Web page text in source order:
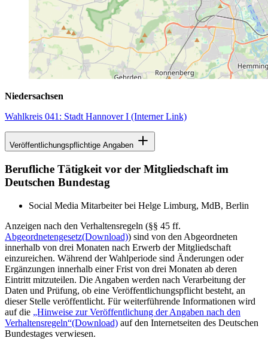
Niedersachsen
Wahlkreis 041: Stadt Hannover I (Interner Link)
Veröffentlichungspflichtige Angaben
Berufliche Tätigkeit vor der Mitgliedschaft im
Deutschen Bundestag
Social Media Mitarbeiter bei Helge Limburg, MdB, Berlin
Anzeigen nach den Verhaltensregeln (§§ 45 ff.
Abgeordnetengesetz(Download)) sind von den Abgeordneten
innerhalb von drei Monaten nach Erwerb der Mitgliedschaft
einzureichen. Während der Wahlperiode sind Änderungen oder
Ergänzungen innerhalb einer Frist von drei Monaten ab deren
Eintritt mitzuteilen. Die Angaben werden nach Verarbeitung der
Daten und Prüfung, ob eine Veröffentlichungspflicht besteht, an
dieser Stelle veröffentlicht. Für weiterführende Informationen wird
auf die „Hinweise zur Veröffentlichung der Angaben nach den
Verhaltensregeln“(Download) auf den Internetseiten des Deutschen
Bundestages verwiesen.